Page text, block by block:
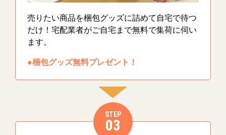
売りたい商品を梱包グッズに詰めて自宅で待つ
だけ！宅配業者がご自宅まで無料で集荷に伺い
ます。
●梱包グッズ無料プレゼント！
STEP
03